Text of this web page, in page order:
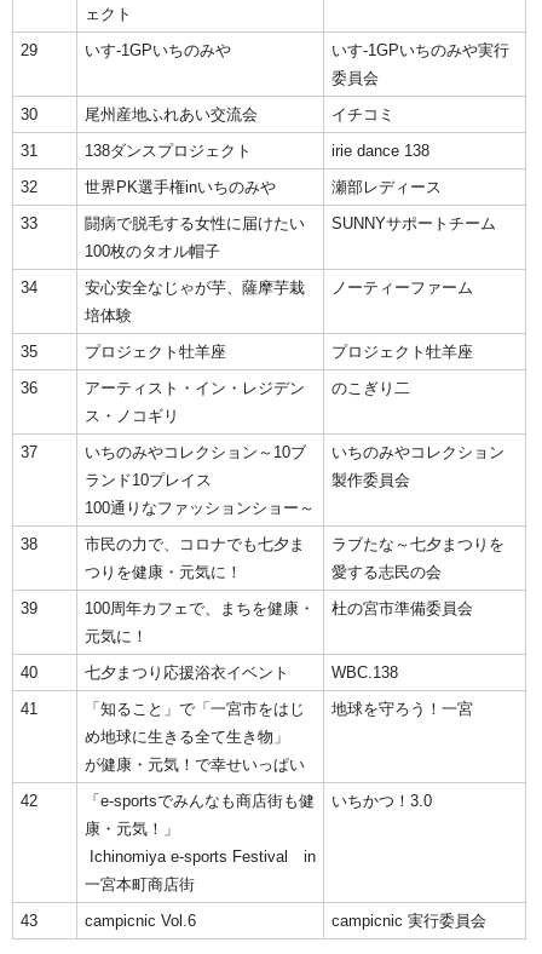
ェクト
29 いす-1GPいちのみや
いす-1GPいちのみや実行
委員会
30
尾州産地ふれあい交流会
イチコミ
31
138ダンスプロジェクト
irie dance 138
32
世界PK選手権inいちのみや
瀬部レディース
33
闘病で脱毛する女性に届けたい
100枚のタオル帽子
SUNNYサポートチーム
34
安心安全なじゃが芋、薩摩芋栽
培体験
ノーティーファーム
35 プロジェクト牡羊座
プロジェクト牡羊座
36
アーティスト・イン・レジデン
ス・ノコギリ
のこぎり二
37
いちのみやコレクション～10ブ
ランド10プレイス
100通りなファッションショー～
いちのみやコレクション
製作委員会
38
市民の力で、コロナでも七夕ま
つりを健康・元気に！
ラブたな～七夕まつりを
愛する志民の会
39
100周年カフェで、まちを健康・
元気に！
杜の宮市準備委員会
40 七夕まつり応援浴衣イベント
WBC.138
41
「知ること」で「一宮市をはじ
め地球に生きる全て生き物」
が健康・元気！で幸せいっぱい
地球を守ろう！一宮
42
「e-sportsでみんなも商店街も健
康・元気！」
Ichinomiya e-sports Festival in
一宮本町商店街
いちかつ！3.0
43 campicnic Vol.6 campicnic 実行委員会